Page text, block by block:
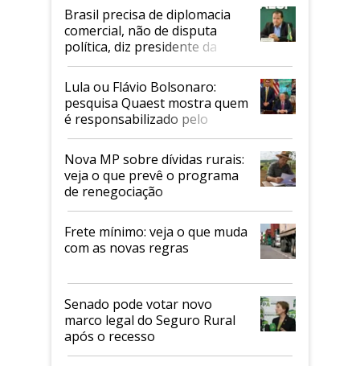
Brasil precisa de diplomacia
comercial, não de disputa
política, diz presidente da
Faesp
Lula ou Flávio Bolsonaro:
pesquisa Quaest mostra quem
é responsabilizado pelo
tarifaço dos EUA
Nova MP sobre dívidas rurais:
veja o que prevê o programa
de renegociação
Frete mínimo: veja o que muda
com as novas regras
Senado pode votar novo
marco legal do Seguro Rural
após o recesso